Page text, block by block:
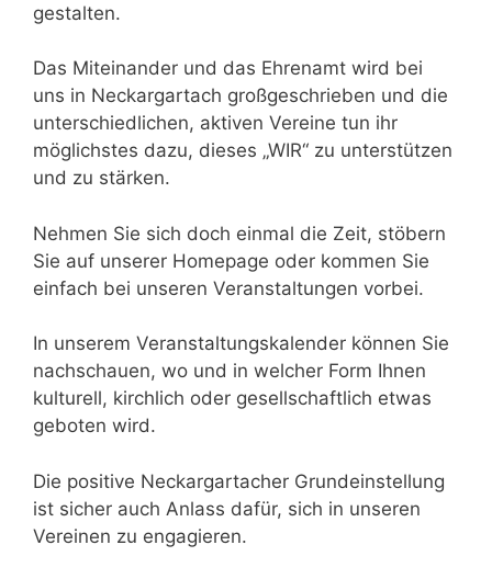
gestalten.
Das Miteinander und das Ehrenamt wird bei
uns in Neckargartach großgeschrieben und die
unterschiedlichen, aktiven Vereine tun ihr
möglichstes dazu, dieses „WIR“ zu unterstützen
und zu stärken.
Nehmen Sie sich doch einmal die Zeit, stöbern
Sie auf unserer Homepage oder kommen Sie
einfach bei unseren Veranstaltungen vorbei.
In unserem Veranstaltungskalender können Sie
nachschauen, wo und in welcher Form Ihnen
kulturell, kirchlich oder gesellschaftlich etwas
geboten wird.
Die positive Neckargartacher Grundeinstellung
ist sicher auch Anlass dafür, sich in unseren
Vereinen zu engagieren.